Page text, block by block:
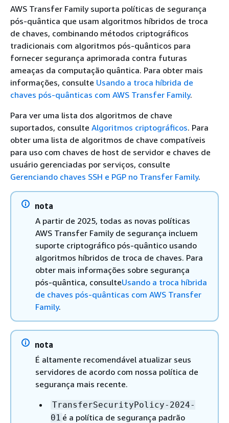
AWS Transfer Family suporta políticas de segurança
pós-quântica que usam algoritmos híbridos de troca
de chaves, combinando métodos criptográficos
tradicionais com algoritmos pós-quânticos para
fornecer segurança aprimorada contra futuras
ameaças da computação quântica. Para obter mais
informações, consulte Usando a troca híbrida de
chaves pós-quânticas com AWS Transfer Family.
Para ver uma lista dos algoritmos de chave
suportados, consulte Algoritmos criptográficos. Para
obter uma lista de algoritmos de chave compatíveis
para uso com chaves de host de servidor e chaves de
usuário gerenciadas por serviços, consulte
Gerenciando chaves SSH e PGP no Transfer Family.
nota
A partir de 2025, todas as novas políticas
AWS Transfer Family de segurança incluem
suporte criptográfico pós-quântico usando
algoritmos híbridos de troca de chaves. Para
obter mais informações sobre segurança
pós-quântica, consulteUsando a troca híbrida
de chaves pós-quânticas com AWS Transfer
Family.
nota
É altamente recomendável atualizar seus
servidores de acordo com nossa política de
segurança mais recente.
TransferSecurityPolicy-2024-
01 é a política de segurança padrão